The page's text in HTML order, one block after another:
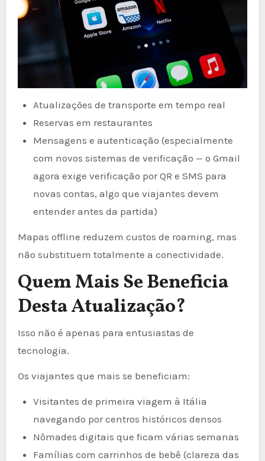
Atualizações de transporte em tempo real
Reservas em restaurantes
Mensagens e autenticação (especialmente
com novos sistemas de verificação — o Gmail
agora exige verificação por QR e SMS para
novas contas, algo que viajantes devem
entender antes da partida)
Mapas offline reduzem custos de roaming, mas
não substituem totalmente a conectividade.
Quem Mais Se Beneficia
Desta Atualização?
Isso não é apenas para entusiastas de
tecnologia.
Os viajantes que mais se beneficiam:
Visitantes de primeira viagem à Itália
navegando por centros históricos densos
Nômades digitais que ficam várias semanas
Famílias com carrinhos de bebê (clareza das